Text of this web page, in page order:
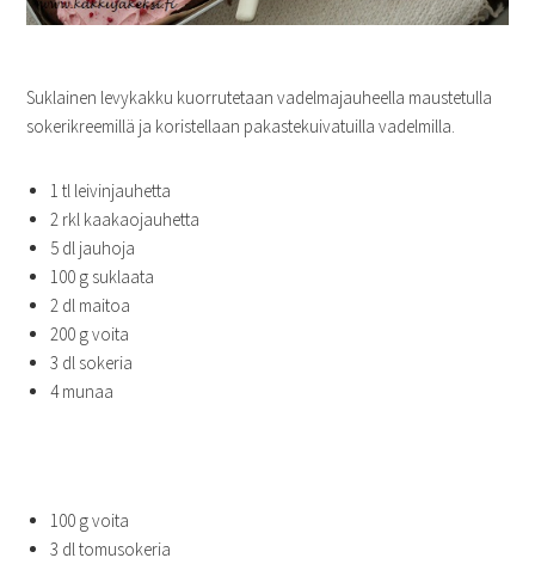
Suklainen levykakku kuorrutetaan vadelmajauheella maustetulla
sokerikreemillä ja koristellaan pakastekuivatuilla vadelmilla.
1 tl leivinjauhetta
2 rkl kaakaojauhetta
5 dl jauhoja
100 g suklaata
2 dl maitoa
200 g voita
3 dl sokeria
4 munaa
100 g voita
3 dl tomusokeria